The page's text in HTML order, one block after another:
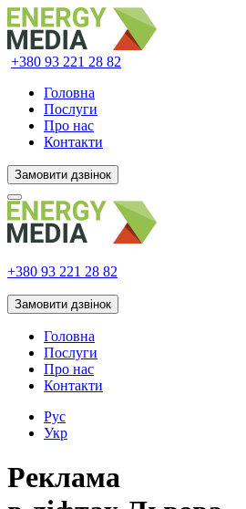
+380 93 221 28 82
Головна
Послуги
Про нас
Контакти
Замовити дзвінок
+380 93 221 28 82
Замовити дзвінок
Головна
Послуги
Про нас
Контакти
Рус
Укр
Реклама